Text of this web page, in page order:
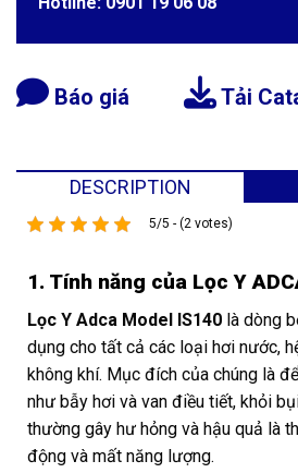
Báo giá Tải
DESCRIPTION
5/5 - (2 votes)
1. Tính năng của Lọc Y
Lọc Y Adca Model IS140 là dòng
dụng cho tất cả các loại hơi nước,
không khí. Mục đích của chúng là
như bẫy hơi và van điều tiết, khỏi
thường gây hư hỏng và hậu quả là
động và mất năng lượng.